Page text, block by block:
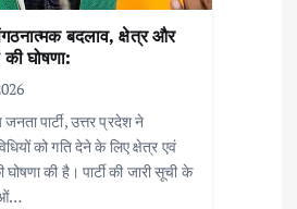
बदलाव, क्षेत्र और
की घोषणा:
पार्टी, उत्तर प्रदेश ने
को गति देने के लिए क्षेत्र एवं
घोषणा की है। पार्टी की जारी सूची के